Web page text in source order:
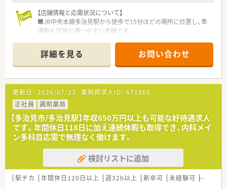
【店舗情報と応需状況について】
■JR中央本線多治見駅から徒歩で15分ほどの場所に位置し、車
通勤も可能な通いやすい店舗です。
1日平均100枚ほど応需しています。
■正社員2名とパート13名の合計15名が在籍しており、手厚い人
員体制で業務を行っています。
【求人情報について】
■経験やスキルを考慮の上、年収450万円から650万円の範囲で
給与が決定される予定です。
■年間休日は118日確保されており、週休2日制でプライベート
の時間も大切にできる環境です。
■賞与は年2回支給され、過去の実績では3.6ヶ月分と安定した収
入を得ることが可能です。
【こんな取り組みをしています】
■認定薬剤師取得のための費用負担やe-Learning導入など、ス
キル向上を支援しています。
詳細を見る お問い合わせ
更新日： 2026/07/23 薬剤師求人ID： 671860
正社員
調剤薬局
【多治見市/多治見駅】年収650万円以上も可能な好待遇求人
です。年間休日118日に加え連続休暇も取得でき、内科メイ
ン多科目応需で無理なく働けます。
検討リストに追加
駅チカ 年間休日120日以上 週32h以上 新卒可 未経験可 ブラン